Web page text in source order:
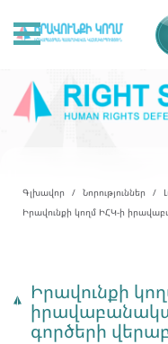
Գլխավոր Նորություններ
Իրավունքի կողմ ԻՀԿ-ի
Իրավունքի
գործերի